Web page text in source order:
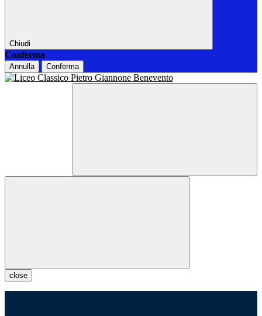
Chiudi
Conferma
Annulla Conferma
close